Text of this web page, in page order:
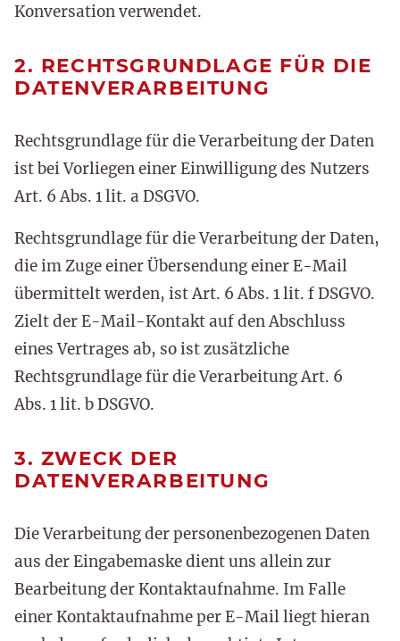
Konversation verwendet.
2. RECHTSGRUNDLAGE FÜR DIE
DATENVERARBEITUNG
Rechtsgrundlage für die Verarbeitung der Daten
ist bei Vorliegen einer Einwilligung des Nutzers
Art. 6 Abs. 1 lit. a DSGVO.
Rechtsgrundlage für die Verarbeitung der Daten,
die im Zuge einer Übersendung einer E-Mail
übermittelt werden, ist Art. 6 Abs. 1 lit. f DSGVO.
Zielt der E-Mail-Kontakt auf den Abschluss
eines Vertrages ab, so ist zusätzliche
Rechtsgrundlage für die Verarbeitung Art. 6
Abs. 1 lit. b DSGVO.
3. ZWECK DER
DATENVERARBEITUNG
Die Verarbeitung der personenbezogenen Daten
aus der Eingabemaske dient uns allein zur
Bearbeitung der Kontaktaufnahme. Im Falle
einer Kontaktaufnahme per E-Mail liegt hieran